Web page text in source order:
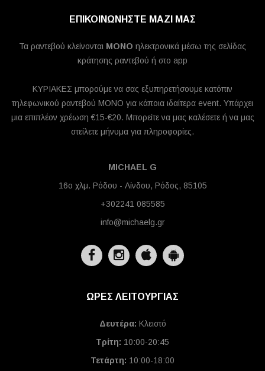
ΕΠΙΚΟΙΝΩΝΗΣΤΕ ΜΑΖΙ ΜΑΣ
Τα ραντεβού κλείνονται MONO ηλεκτρονικά μέσω της σελίδας
κράτησης ραντεβού ή στο app
ΚΥΡΙΑΚΕΣ μπορούμε να σας εξυπηρετήσουμε κατόπιν
τηλεφωνικού ραντεβού ΜΟΝΟ για κάποια ιδαίτερα event. Υπάρχει
μια επιπλέον χρέωση €15-€20. Μπορείτε να μας καλέσετε ή να μας
στείλετε μήνυμα για πληροφορίες.
MICHAEL G
16ο χλμ. Ρόδου - Λίνδου, Ρόδος, 85105
+302241 085585
info@michaelg.gr
ΩΡΕΣ ΛΕΙΤΟΥΡΓΙΑΣ
Δευτέρα: Κλειστό
Τρίτη: 10:00-20:45
Τετάρτη: 10:00-18:00